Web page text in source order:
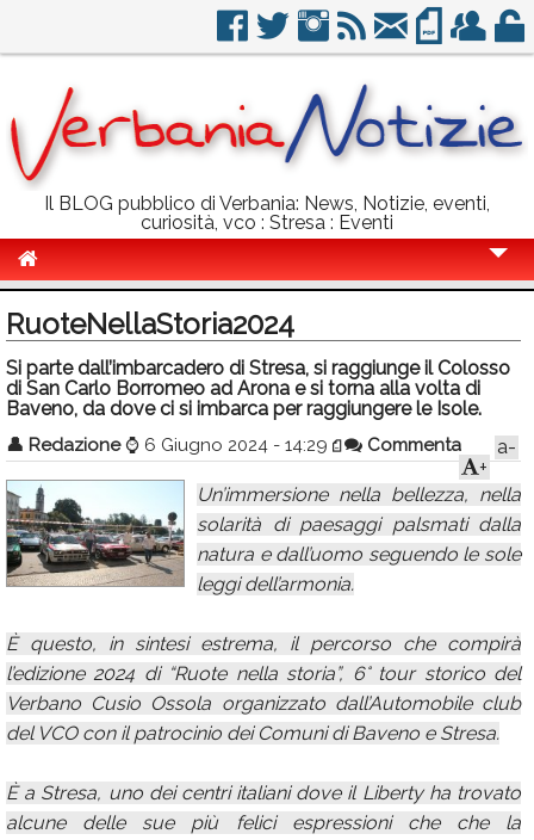
Il BLOG pubblico di Verbania: News, Notizie, eventi,
curiosità, vco : Stresa : Eventi
Politica
Sport
Eventi
Info Utili
Rubriche
Calendario
RuoteNellaStoria2024
Si parte dall’imbarcadero di Stresa, si raggiunge il Colosso
di San Carlo Borromeo ad Arona e si torna alla volta di
Baveno, da dove ci si imbarca per raggiungere le Isole.
👤 Redazione ⌚ 6 Giugno 2024 - 14:29 Commenta
a-
+
Un’immersione nella bellezza, nella
solarità di paesaggi palsmati dalla
natura e dall’uomo seguendo le sole
leggi dell’armonia.
È questo, in sintesi estrema, il percorso che compirà
l’edizione 2024 di “Ruote nella storia”, 6° tour storico del
Verbano Cusio Ossola organizzato dall’Automobile club
del VCO con il patrocinio dei Comuni di Baveno e Stresa.
È a Stresa, uno dei centri italiani dove il Liberty ha trovato
alcune delle sue più felici espressioni che che la